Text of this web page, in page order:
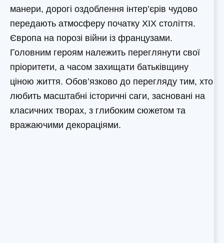
манери, дорогі оздоблення інтер’єрів чудово
передають атмосферу початку ХIХ століття.
Європа на порозі війни із французами.
Головним героям належить переглянути свої
пріоритети, а часом захищати батьківщину
ціною життя. Обов’язково до перегляду тим, хто
любить масштабні історичні саги, засновані на
класичних творах, з глибоким сюжетом та
вражаючими декораціями.